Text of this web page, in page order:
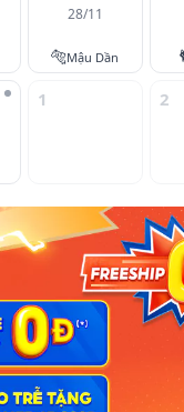
28/11
🐅Mậu Dần
1 2